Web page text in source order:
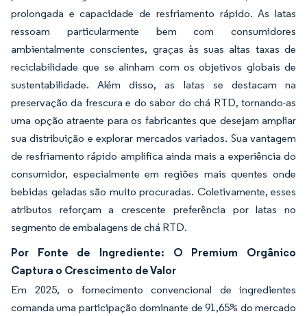
prolongada e capacidade de resfriamento rápido. As latas
ressoam particularmente bem com consumidores
ambientalmente conscientes, graças às suas altas taxas de
reciclabilidade que se alinham com os objetivos globais de
sustentabilidade. Além disso, as latas se destacam na
preservação da frescura e do sabor do chá RTD, tornando-as
uma opção atraente para os fabricantes que desejam ampliar
sua distribuição e explorar mercados variados. Sua vantagem
de resfriamento rápido amplifica ainda mais a experiência do
consumidor, especialmente em regiões mais quentes onde
bebidas geladas são muito procuradas. Coletivamente, esses
atributos reforçam a crescente preferência por latas no
segmento de embalagens de chá RTD.
Por Fonte de Ingrediente: O Premium Orgânico
Captura o Crescimento de Valor
Em 2025, o fornecimento convencional de ingredientes
comanda uma participação dominante de 91,65% do mercado